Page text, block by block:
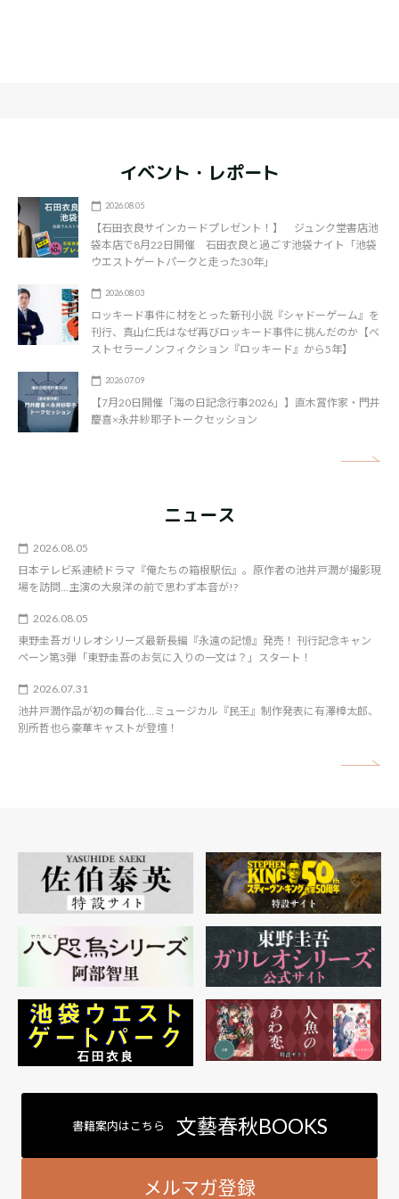
イベント・レポート
2026.08.05
【石田衣良サインカードプレゼント！】 ジュンク堂書店池
袋本店で8月22日開催 石田衣良と過ごす池袋ナイト「池袋
ウエストゲートパークと走った30年」
2026.08.03
ロッキード事件に材をとった新刊小説『シャドーゲーム』を
刊行、真山仁氏はなぜ再びロッキード事件に挑んだのか【ベ
ストセラーノンフィクション『ロッキード』から5年】
2026.07.09
【7月20日開催「海の日記念行事2026」】直木賞作家・門井
慶喜×永井紗耶子トークセッション
ニュース
2026.08.05
日本テレビ系連続ドラマ『俺たちの箱根駅伝』。原作者の池井戸潤が撮影現
場を訪問…主演の大泉洋の前で思わず本音が!?
2026.08.05
東野圭吾ガリレオシリーズ最新長編『永遠の記憶』発売！ 刊行記念キャン
ペーン第3弾「東野圭吾のお気に入りの一文は？」スタート！
2026.07.31
池井戸潤作品が初の舞台化…ミュージカル『民王』制作発表に有澤樟太郎、
別所哲也ら豪華キャストが登壇！
書籍案内はこちら 文藝春秋BOOKS
メルマガ登録